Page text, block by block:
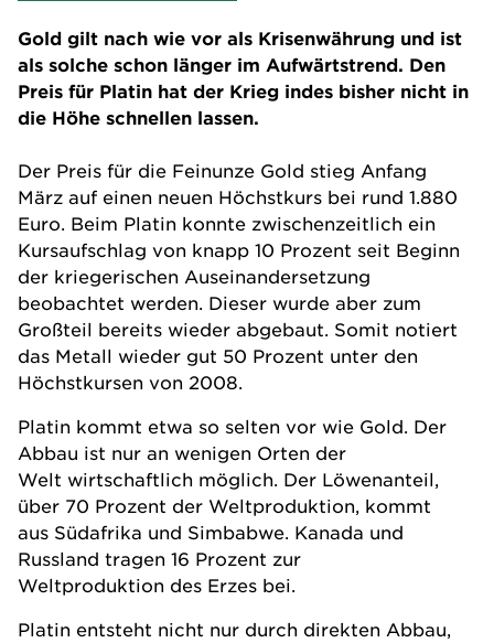
Gold gilt nach wie vor als Krisenwährung und ist
als solche schon länger im Aufwärtstrend. Den
Preis für Platin hat der Krieg indes bisher nicht in
die Höhe schnellen lassen.
Der Preis für die Feinunze Gold stieg Anfang
März auf einen neuen Höchstkurs bei rund 1.880
Euro. Beim Platin konnte zwischenzeitlich ein
Kursaufschlag von knapp 10 Prozent seit Beginn
der kriegerischen Auseinandersetzung
beobachtet werden. Dieser wurde aber zum
Großteil bereits wieder abgebaut. Somit notiert
das Metall wieder gut 50 Prozent unter den
Höchstkursen von 2008.
Platin kommt etwa so selten vor wie Gold. Der
Abbau ist nur an wenigen Orten der
Welt wirtschaftlich möglich. Der Löwenanteil,
über 70 Prozent der Weltproduktion, kommt
aus Südafrika und Simbabwe. Kanada und
Russland tragen 16 Prozent zur
Weltproduktion des Erzes bei.
Platin entsteht nicht nur durch direkten Abbau,